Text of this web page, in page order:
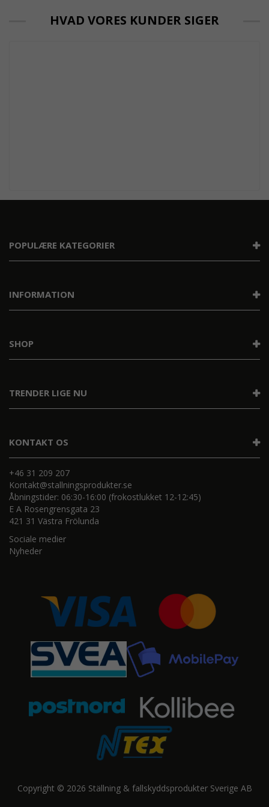
HVAD VORES KUNDER SIGER
KONTAKT OS
+46 31 209 207
Kontakt@stallningsprodukter.se
Åbningstider: 06:30-16:00 (frokostlukket 12-12:45)
E A Rosengrensgata 23
421 31 Västra Frölunda
Sociale medier
Nyheder
POPULÆRE KATEGORIER
INFORMATION
TRENDER LIGE NU
SHOP
Copyright © 2026 Ställning & fallskyddsprodukter Sverige AB